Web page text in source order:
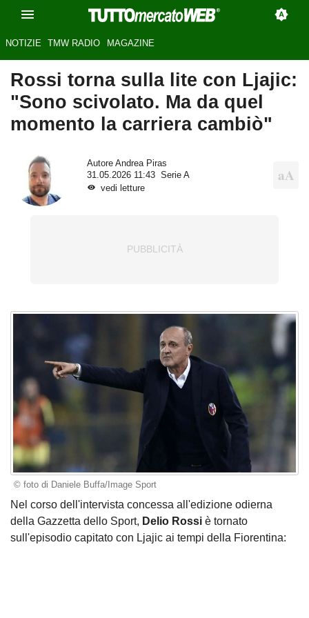
NOTIZIE TMW RADIO MAGAZINE
Rossi torna sulla lite con Ljajic:
"Sono scivolato. Ma da quel
momento la carriera cambiò"
Autore Andrea Piras
31.05.2026 11:43
Serie A
vedi letture
© foto di Daniele Buffa/Image Sport
Nel corso dell'intervista concessa all'edizione odierna
della Gazzetta dello Sport, Delio Rossi è tornato
sull'episodio capitato con Ljajic ai tempi della Fiorentina: